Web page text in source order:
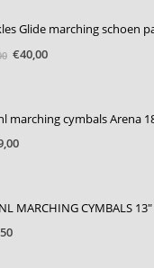
Glide marching schoen
Oorspronkelijke
€40,00Huidige
marching cymbals Arena
MARCHING CYMBALS 13"